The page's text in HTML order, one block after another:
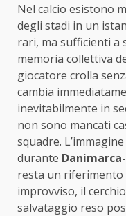
Nel calcio esistono
degli stadi in un
rari, ma sufficienti a
memoria collettiva
giocatore crolla
cambia
inevitabilmente in
non sono mancati
squadre. L’immagine
durante
resta un riferimento
improvviso, il
salvataggio reso